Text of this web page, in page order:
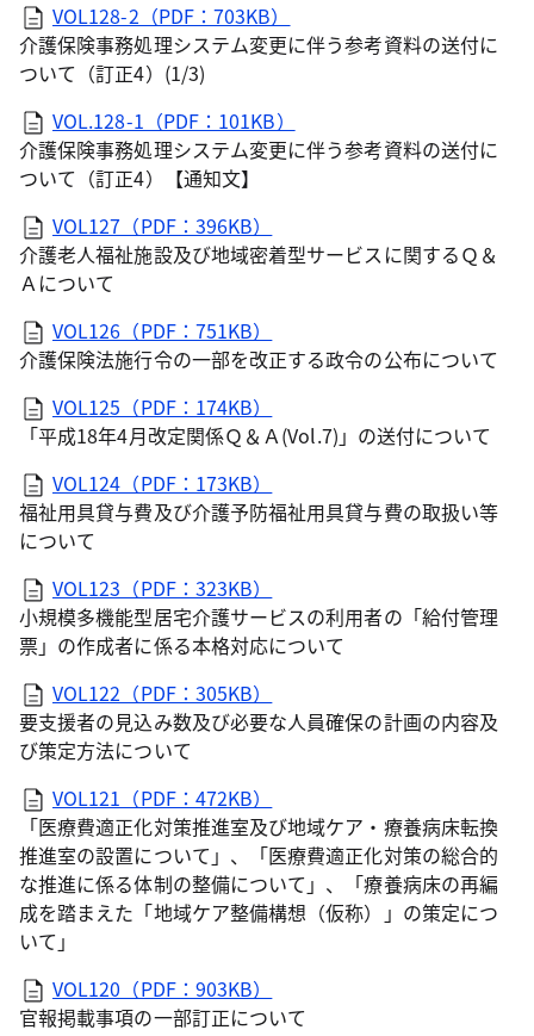
VOL128-2（PDF：703KB）
介護保険事務処理システム変更に伴う参考資料の送付に
ついて（訂正4）(1/3)
VOL.128-1（PDF：101KB）
介護保険事務処理システム変更に伴う参考資料の送付に
ついて（訂正4）【通知文】
VOL127（PDF：396KB）
介護老人福祉施設及び地域密着型サービスに関するＱ＆
Ａについて
VOL126（PDF：751KB）
介護保険法施行令の一部を改正する政令の公布について
VOL125（PDF：174KB）
「平成18年4月改定関係Ｑ＆Ａ(Vol.7)」の送付について
VOL124（PDF：173KB）
福祉用具貸与費及び介護予防福祉用具貸与費の取扱い等
について
VOL123（PDF：323KB）
小規模多機能型居宅介護サービスの利用者の「給付管理
票」の作成者に係る本格対応について
VOL122（PDF：305KB）
要支援者の見込み数及び必要な人員確保の計画の内容及
び策定方法について
VOL121（PDF：472KB）
「医療費適正化対策推進室及び地域ケア・療養病床転換
推進室の設置について」、「医療費適正化対策の総合的
な推進に係る体制の整備について」、「療養病床の再編
成を踏まえた「地域ケア整備構想（仮称）」の策定につ
いて」
VOL120（PDF：903KB）
官報掲載事項の一部訂正について